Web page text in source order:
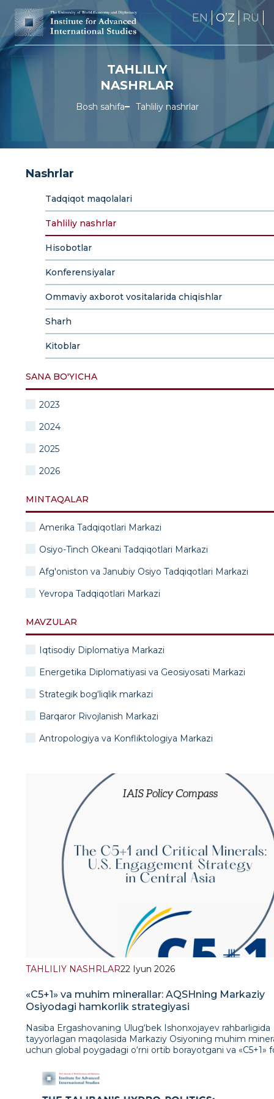
EN OʼZ RU
TAHLILIY
NASHRLAR
Bosh sahifa Tahliliy nashrlar
Nashrlar
Tadqiqot maqolalari
Tahliliy nashrlar
Hisobotlar
Konferensiyalar
Ommaviy axborot vositalarida chiqishlar
Sharh
Kitoblar
SANA BO'YICHA
2023
2024
2025
2026
MINTAQALAR
Amerika Tadqiqotlari Markazi
Osiyo-Tinch Okeani Tadqiqotlari Markazi
Afg'oniston va Janubiy Osiyo Tadqiqotlari Markazi
Yevropa Tadqiqotlari Markazi
MAVZULAR
Iqtisodiy Diplomatiya Markazi
Energetika Diplomatiyasi va Geosiyosati Markazi
Strategik bog‘liqlik markazi
Barqaror Rivojlanish Markazi
Antropologiya va Konfliktologiya Markazi
TAHLILIY NASHRLAR22 Iyun 2026
«C5+1» va muhim minerallar: AQSHning Markaziy
Osiyodagi hamkorlik strategiyasi
Nasiba Ergashovaning Ulug‘bek Ishonxojayev rahbarligida
tayyorlagan maqolasida Markaziy Osiyoning muhim
uchun global poygadagi o‘rni ortib borayotgani va «C5+1»
platformaga aylangani tahlil qilinadi. Maqolada uran, mis,
volfram, nodir yer elementlari va surma kabi minerallar
shunchaki iqtisodiy resurslar emas, balki toza energetika,